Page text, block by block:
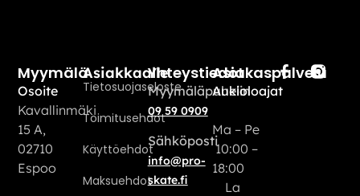
Asiakkaalle
Tietosuojaseloste
Toimitusehdot
Käyttöehdot
Maksuehdot
Myymälä
Osoite
Kavallinmäki
15 A,
02710
Espoo
Yhteystiedot
Myymäläpuhelin
09 59 0909
Sähköposti
info@pro-
skate.fi
Asiakaspalvelu
Aukioloajat
Ma – Pe
10:00 –
18:00
La